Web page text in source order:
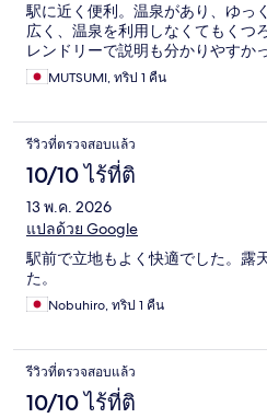
駅に近く便利。温泉があり、ゆっ
広く、温泉を利用しなくてもくつ
レンドリーで説明も分かりやすかっ
MUTSUMI, ทริป 1 คืน
รีวิวที่ตรวจสอบแล้ว
10/10 ไร้ที่ติ
13 พ.ค. 2026
แปลด้วย Google
駅前で立地もよく快適でした。露
た。
Nobuhiro, ทริป 1 คืน
รีวิวที่ตรวจสอบแล้ว
10/10 ไร้ที่ติ